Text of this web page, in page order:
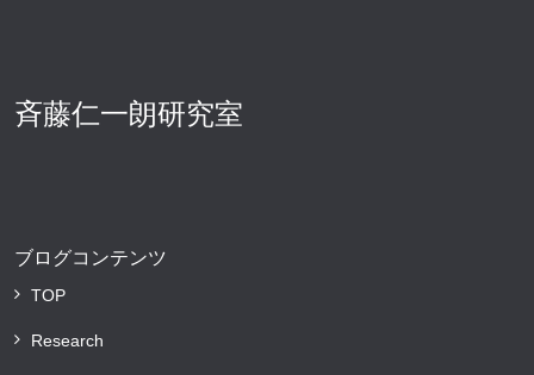
斉藤仁一朗研究室
ブログコンテンツ
TOP
Research